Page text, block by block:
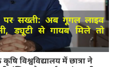
पर सख्ती: अब गूगल लाइव
ड्यूटी से गायब मिले तो
विश्वविद्यालय में छात्रा ने